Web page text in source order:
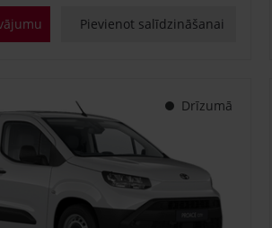
Pievienot salīdzināšanai
Drīzumā